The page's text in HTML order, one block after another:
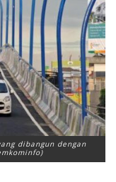
dibangun dengan